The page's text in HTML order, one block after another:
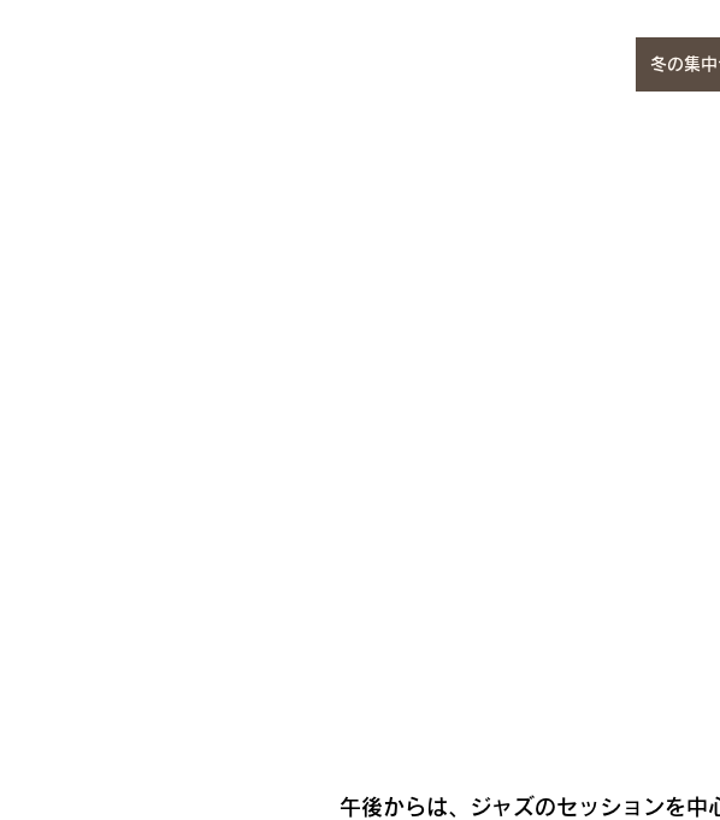
冬の集
午後からは、ジャズのセッションを中